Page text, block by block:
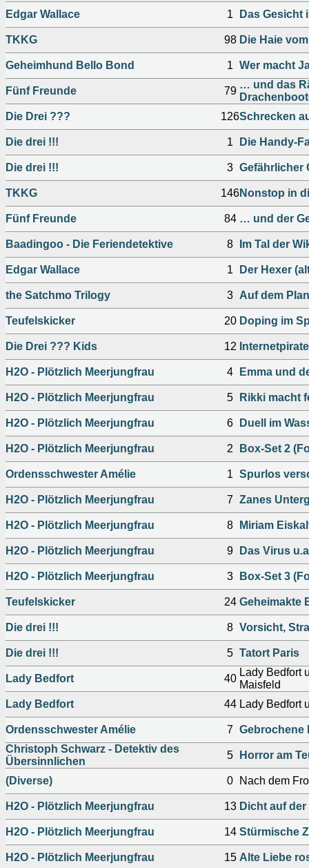
Edgar Wallace 1 Das Gesicht
TKKG 98 Die Haie
Geheimhund Bello Bond 1 Wer macht
Fünf Freunde 79
… und das
Die Drei ???
126Schrecken
Die drei !!! 1 Die Handy-
Die drei !!! 3 Gefährlicher
TKKG 146Nonstop in
Fünf Freunde 84 … und der
Baadingoo - Die Feriendetektive 8 Im Tal der
Edgar Wallace 1 Der Hexer
the Satchmo Trilogy 3 Auf dem
Teufelskicker 20 Doping im
Die Drei ??? Kids 12
H2O - Plötzlich Meerjungfrau 4 Emma und
H2O - Plötzlich Meerjungfrau 5 Rikki macht
H2O - Plötzlich Meerjungfrau 6 Duell im
H2O - Plötzlich Meerjungfrau 2 Box-Set 2
Ordensschwester Amélie 1 Spurlos
H2O - Plötzlich Meerjungfrau 7 Zanes
H2O - Plötzlich Meerjungfrau 8 Miriam
H2O - Plötzlich Meerjungfrau 9 Das Virus
H2O - Plötzlich Meerjungfrau 3 Box-Set 3
Teufelskicker 24 Geheimakte
Die drei !!! 8 Vorsicht,
Die drei !!! 5 Tatort Paris
Lady Bedfort 40
Lady Bedfort
Maisfeld
Lady Bedfort
44 Lady Bedfort
Ordensschwester Amélie 7 Gebrochene
Christoph Schwarz - Detektiv des
Übersinnlichen
5 Horror am
(Diverse) 0 Nach dem
H2O - Plötzlich Meerjungfrau 13 Dicht auf
H2O - Plötzlich Meerjungfrau 14 Stürmische
H2O - Plötzlich Meerjungfrau 15 Alte Liebe